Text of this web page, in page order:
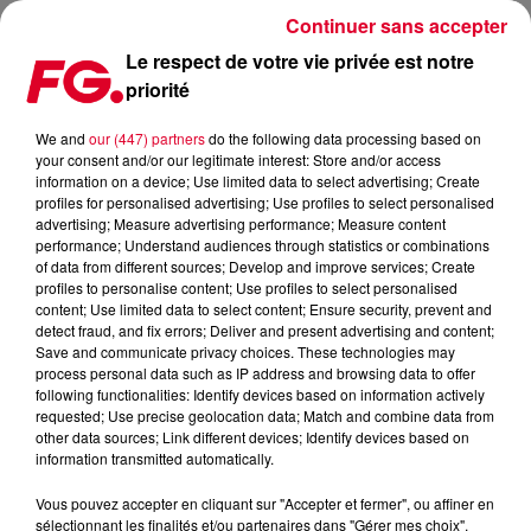
L'AVENIR DES CLUBS EST-IL CHEZ VOUS ?
Publié : 27 novembre 2025 à 13h32 par Christophe
HUBERT
Le respect de votre vie privée est notre
priorité
We and our (447) partnersdo the following data processing based on
your consent and/or our legitimate interest: Store and/or access
information on a device; Use limited data to select advertising; Create
profiles for personalised advertising; Use profiles to select personalised
advertising; Measure advertising performance; Measure content
performance; Understand audiences through statistics or combinations
of data from different sources; Develop and improve services; Create
profiles to personalise content; Use profiles to select personalised
content; Use limited data to select content; Ensure security, prevent and
detect fraud, and fix errors; Deliver and present advertising and content;
Save and communicate privacy choices. These technologies may
process personal data such as IP address and browsing data to offer
following functionalities: Identify devices based on information actively
requested; Use precise geolocation data; Match and combine data from
other data sources; Link different devices; Identify devices based on
information transmitted automatically.
Vous pouvez accepter en cliquant sur "Accepter et fermer", ou affiner en
sélectionnant les finalités et/ou partenaires dans "Gérer mes choix".
Continuer sans accepter